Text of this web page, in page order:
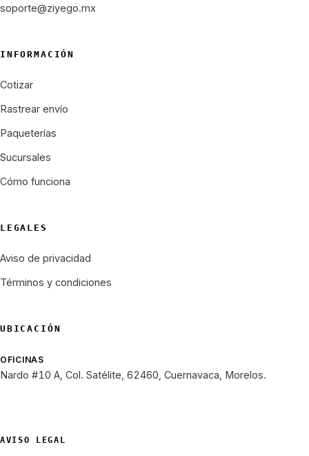
soporte@ziyego.mx
INFORMACIÓN
Cotizar
Rastrear envío
Paqueterías
Sucursales
Cómo funciona
LEGALES
Aviso de privacidad
Términos y condiciones
UBICACIÓN
OFICINAS
Nardo #10 A, Col. Satélite, 62460, Cuernavaca, Morelos.
AVISO LEGAL